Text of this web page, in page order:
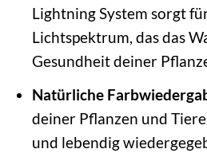
Lightning System sorgt
Lichtspektrum, das das
Gesundheit deiner
Natürliche
deiner Pflanzen und
und lebendig